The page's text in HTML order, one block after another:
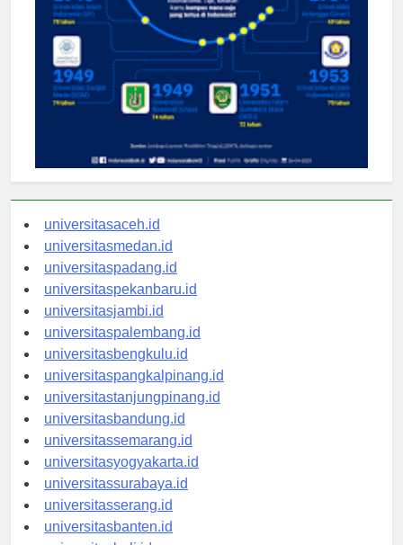
universitasaceh.id
universitasmedan.id
universitaspadang.id
universitaspekanbaru.id
universitasjambi.id
universitaspalembang.id
universitasbengkulu.id
universitaspangkalpinang.id
universitastanjungpinang.id
universitasbandung.id
universitassemarang.id
universitasyogyakarta.id
universitassurabaya.id
universitasserang.id